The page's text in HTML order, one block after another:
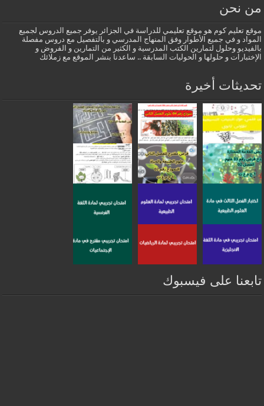
من نحن
موقع تعليم كوم هو موقع تعليمي للدراسة في الجزائر يوفر جميع الدروس لجميع
المواد و في جميع الأطوار وفق المنهاج المدرسي و بالتفصيل مع دروس مفصلة
بالفيديو وحلول لتمارين الكتب المدرسية و الكثير من التمارين و الفروض و
الإختبارات و حلولها و الحوليات السابقة .. ساعدنا بنشر الموقع مع زملائك
تحديثات أخيرة
تابعنا على فيسبوك